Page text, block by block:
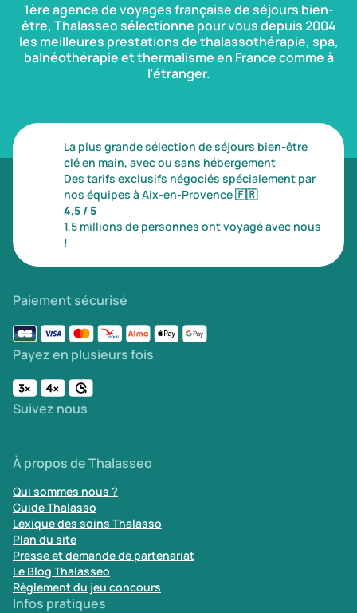
1ère agence de voyages française de séjours bien-
être, Thalasseo sélectionne pour vous depuis 2004
les meilleures prestations de thalassothérapie, spa,
balnéothérapie et thermalisme en France comme à
l’étranger.
La plus grande sélection de séjours bien-être
clé en main, avec ou sans hébergement
Des tarifs exclusifs négociés spécialement par
nos équipes à Aix-en-Provence🇫🇷
4,5 / 5
1,5 millions de personnes ont voyagé avec nous
!
Paiement sécurisé
Payez en plusieurs fois
Suivez nous
À propos de Thalasseo
Qui sommes nous ?
Guide Thalasso
Lexique des soins Thalasso
Plan du site
Presse et demande de partenariat
Le Blog Thalasseo
Règlement du jeu concours
Infos pratiques